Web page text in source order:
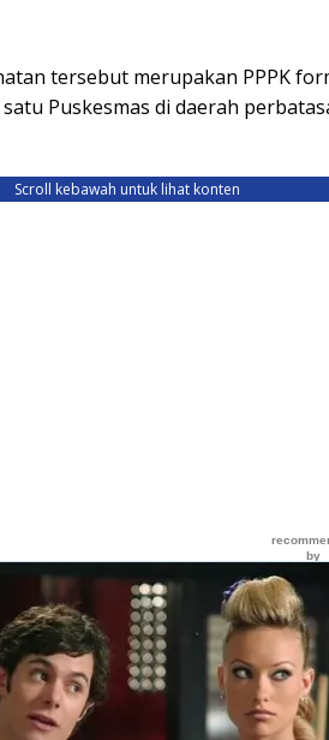
tersebut merupakan PPPK
Puskesmas di daerah
Scroll kebawah untuk lihat konten